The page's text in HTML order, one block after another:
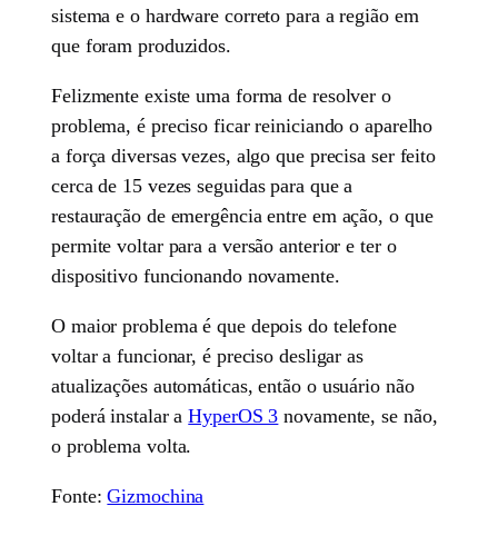
sistema e o hardware correto para a região em
que foram produzidos.
Felizmente existe uma forma de resolver o
problema, é preciso ficar reiniciando o aparelho
a força diversas vezes, algo que precisa ser feito
cerca de 15 vezes seguidas para que a
restauração de emergência entre em ação, o que
permite voltar para a versão anterior e ter o
dispositivo funcionando novamente.
O maior problema é que depois do telefone
voltar a funcionar, é preciso desligar as
atualizações automáticas, então o usuário não
poderá instalar aHyperOS 3 novamente, se não,
o problema volta.
Fonte:Gizmochina